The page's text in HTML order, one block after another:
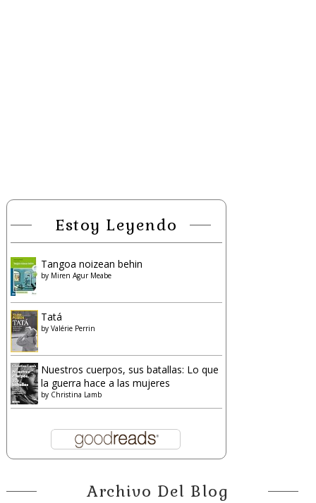
Estoy Leyendo
Tangoa noizean behin
by Miren Agur Meabe
Tatá
by Valérie Perrin
Nuestros cuerpos, sus batallas: Lo que
la guerra hace a las mujeres
by Christina Lamb
Archivo Del Blog